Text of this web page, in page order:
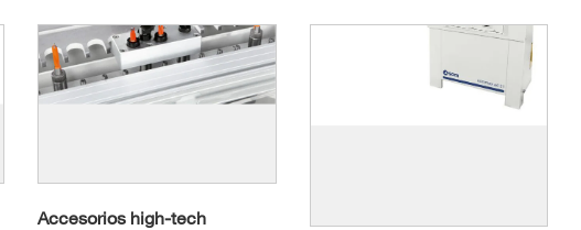
Accesorios high-tech